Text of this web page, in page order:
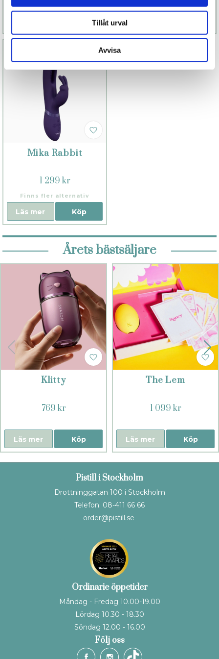
Tillåt urval
Avvisa
Läs mer
Mika Rabbit
1 299 kr
Finns fler alternativ
Köp
Läs mer
Årets bästsäljare
Klitty
769 kr
Köp
Läs mer
The Lem
1 099 kr
Köp
Läs mer
Pistill i Stockholm
Drottninggatan 100 i Stockholm
Telefon: 08-411 66 66
order@pistill.se
Ordinarie öppetider
Måndag - Fredag 10.00-19.00
Lördag 10.30 - 18.30
Söndag 12.00 - 16.00
Följ oss